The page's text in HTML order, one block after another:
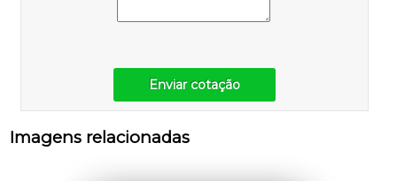
Enviar cotação
Imagens relacionadas